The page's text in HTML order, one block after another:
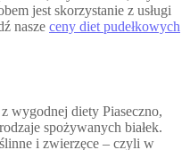
jest skorzystanie z usługi
nasze ceny diet pudełkowych
wygodnej diety Piaseczno,
spożywanych białek.
i zwierzęce – czyli w